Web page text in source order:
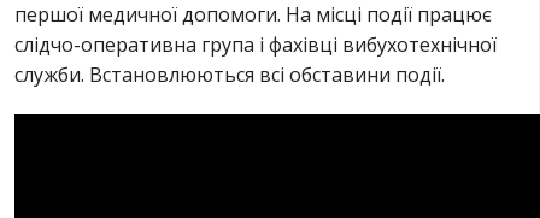
першої медичної допомоги. На місці події працює
слідчо-оперативна група і фахівці вибухотехнічної
служби. Встановлюються всі обставини події.